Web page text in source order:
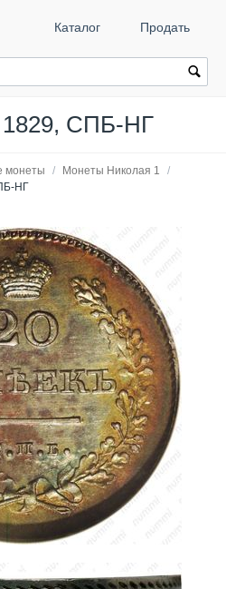
Каталог Продать
1829, СПБ-НГ
монеты / Монеты Николая 1
/
НГ